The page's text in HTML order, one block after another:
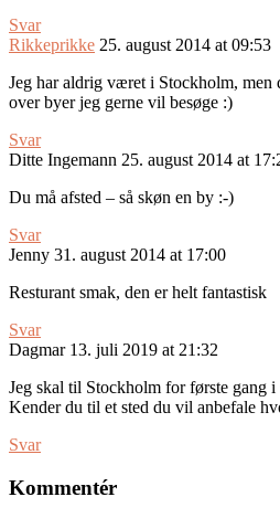
Svar
Rikkeprikke 25. august 2014 at 09:53
Jeg har aldrig været i Stockholm, men
over byer jeg gerne vil besøge :)
Svar
Ditte Ingemann 25. august 2014 at
Du må afsted – så skøn en by :-)
Svar
Jenny 31. august 2014 at 17:00
Resturant smak, den er helt fantastisk
Svar
Dagmar 13. juli 2019 at 21:32
Jeg skal til Stockholm for første gang
Kender du til et sted du vil anbefale
Svar
Kommentér